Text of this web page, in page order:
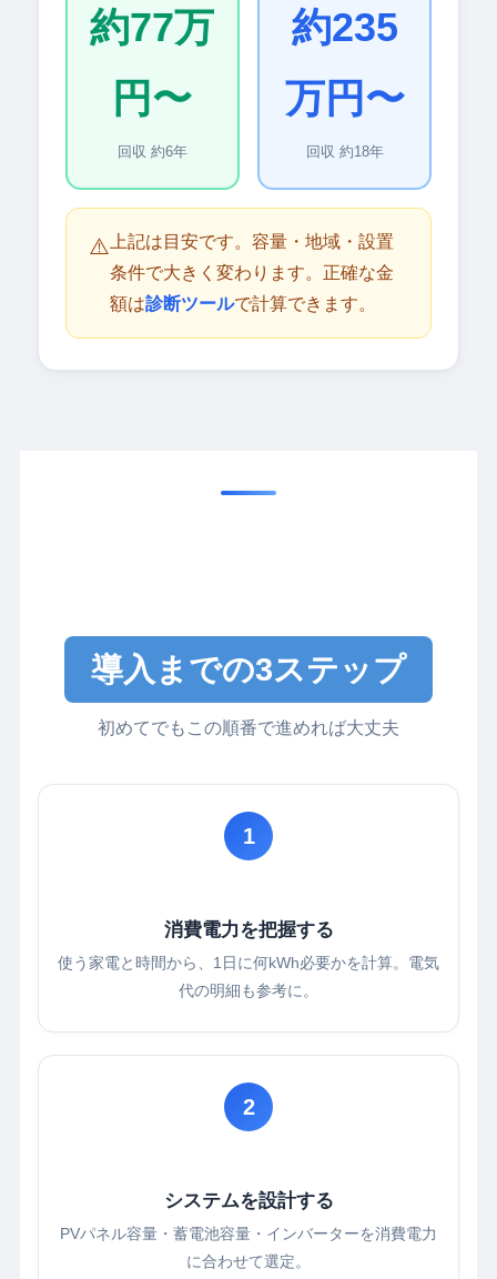
約77万
円〜
回収 約6年
約235
万円〜
回収 約18年
⚠️上記は目安です。容量・地域・設置
条件で大きく変わります。正確な金
額は診断ツールで計算できます。
導入までの3ステップ
初めてでもこの順番で進めれば大丈夫
1
消費電力を把握する
使う家電と時間から、1日に何kWh必要かを計算。電気
代の明細も参考に。
2
システムを設計する
PVパネル容量・蓄電池容量・インバーターを消費電力
に合わせて選定。